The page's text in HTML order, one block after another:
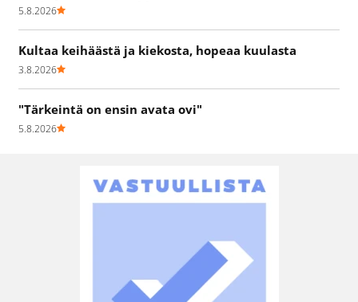
5.8.2026
Kultaa keihäästä ja kiekosta, hopeaa kuulasta
3.8.2026
"Tärkeintä on ensin avata ovi"
5.8.2026